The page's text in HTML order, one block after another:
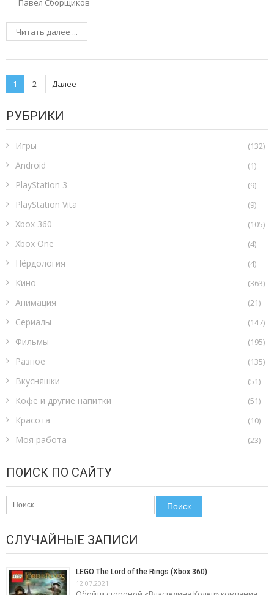
Павел Сборщиков
Читать далее ...
Пагинация
1 2 Далее
РУБРИКИ
Игры (132)
Android (1)
PlayStation 3 (9)
PlayStation Vita (9)
Xbox 360 (105)
Xbox One (4)
Нёрдология (4)
Кино (363)
Анимация (21)
Сериалы (147)
Фильмы (195)
Разное (135)
Вкусняшки (51)
Кофе и другие напитки (51)
Красота (10)
Моя работа (23)
ПОИСК ПО САЙТУ
Найти:
СЛУЧАЙНЫЕ ЗАПИСИ
LEGO The Lord of the Rings (Xbox 360)
12.07.2021